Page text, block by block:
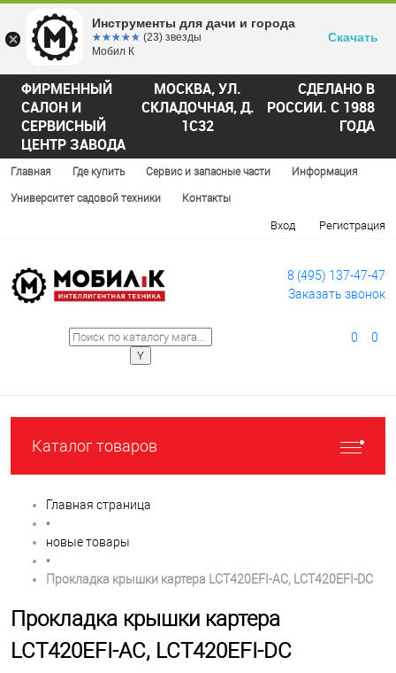
ФИРМЕННЫЙ
САЛОН И
СЕРВИСНЫЙ
ЦЕНТР ЗАВОДА
МОСКВА, УЛ.
СКЛАДОЧНАЯ, Д.
1С32
СДЕЛАНО В
РОССИИ. С 1988
ГОДА
Главная Где купить Сервис и запасные части Информация
Университет садовой техники Контакты
Вход Регистрация
8 (495) 137-47-47
Заказать звонок
0 0
Каталог товаров
Главная страница
•
новые товары
•
Прокладка крышки картера LCT420EFI-AC, LCT420EFI-DC
Прокладка крышки картера
LCT420EFI-AC, LCT420EFI-DC
Инструменты для дачи и города
☆☆☆☆☆
★★★★★ (23) звезды
Мобил К
Скачать